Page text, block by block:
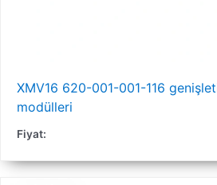
XMV16 620-001-001-116
modülleri
Fiyat: